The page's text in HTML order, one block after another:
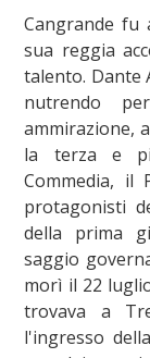
Cangrande fu
sua reggia
talento. Dante
nutrendo
ammirazione,
la terza e
Commedia, il
protagonisti
della prima
saggio
morì il 22
trovava a
l'ingresso